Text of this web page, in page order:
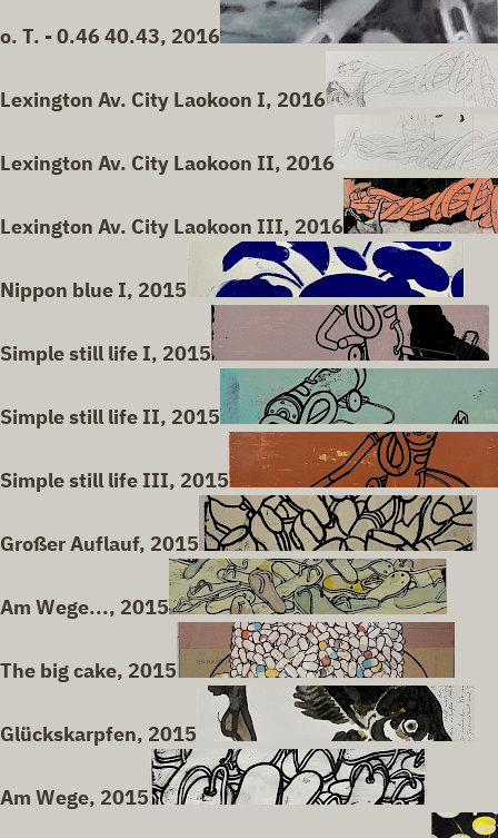
o. T. - 0.46 40.43, 2016
Lexington Av. City Laokoon I, 2016
Lexington Av. City Laokoon II, 2016
Lexington Av. City Laokoon III, 2016
Nippon blue I, 2015
Simple still life I, 2015
Simple still life II, 2015
Simple still life III, 2015
Großer Auflauf, 2015
Am Wege..., 2015
The big cake, 2015
Glückskarpfen, 2015
Am Wege, 2015